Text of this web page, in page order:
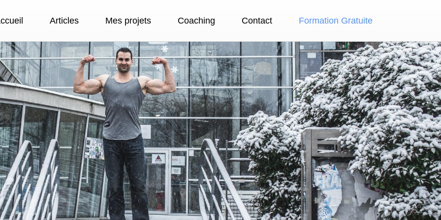
Articles Mes projets Coaching Contact Formation Gratuite